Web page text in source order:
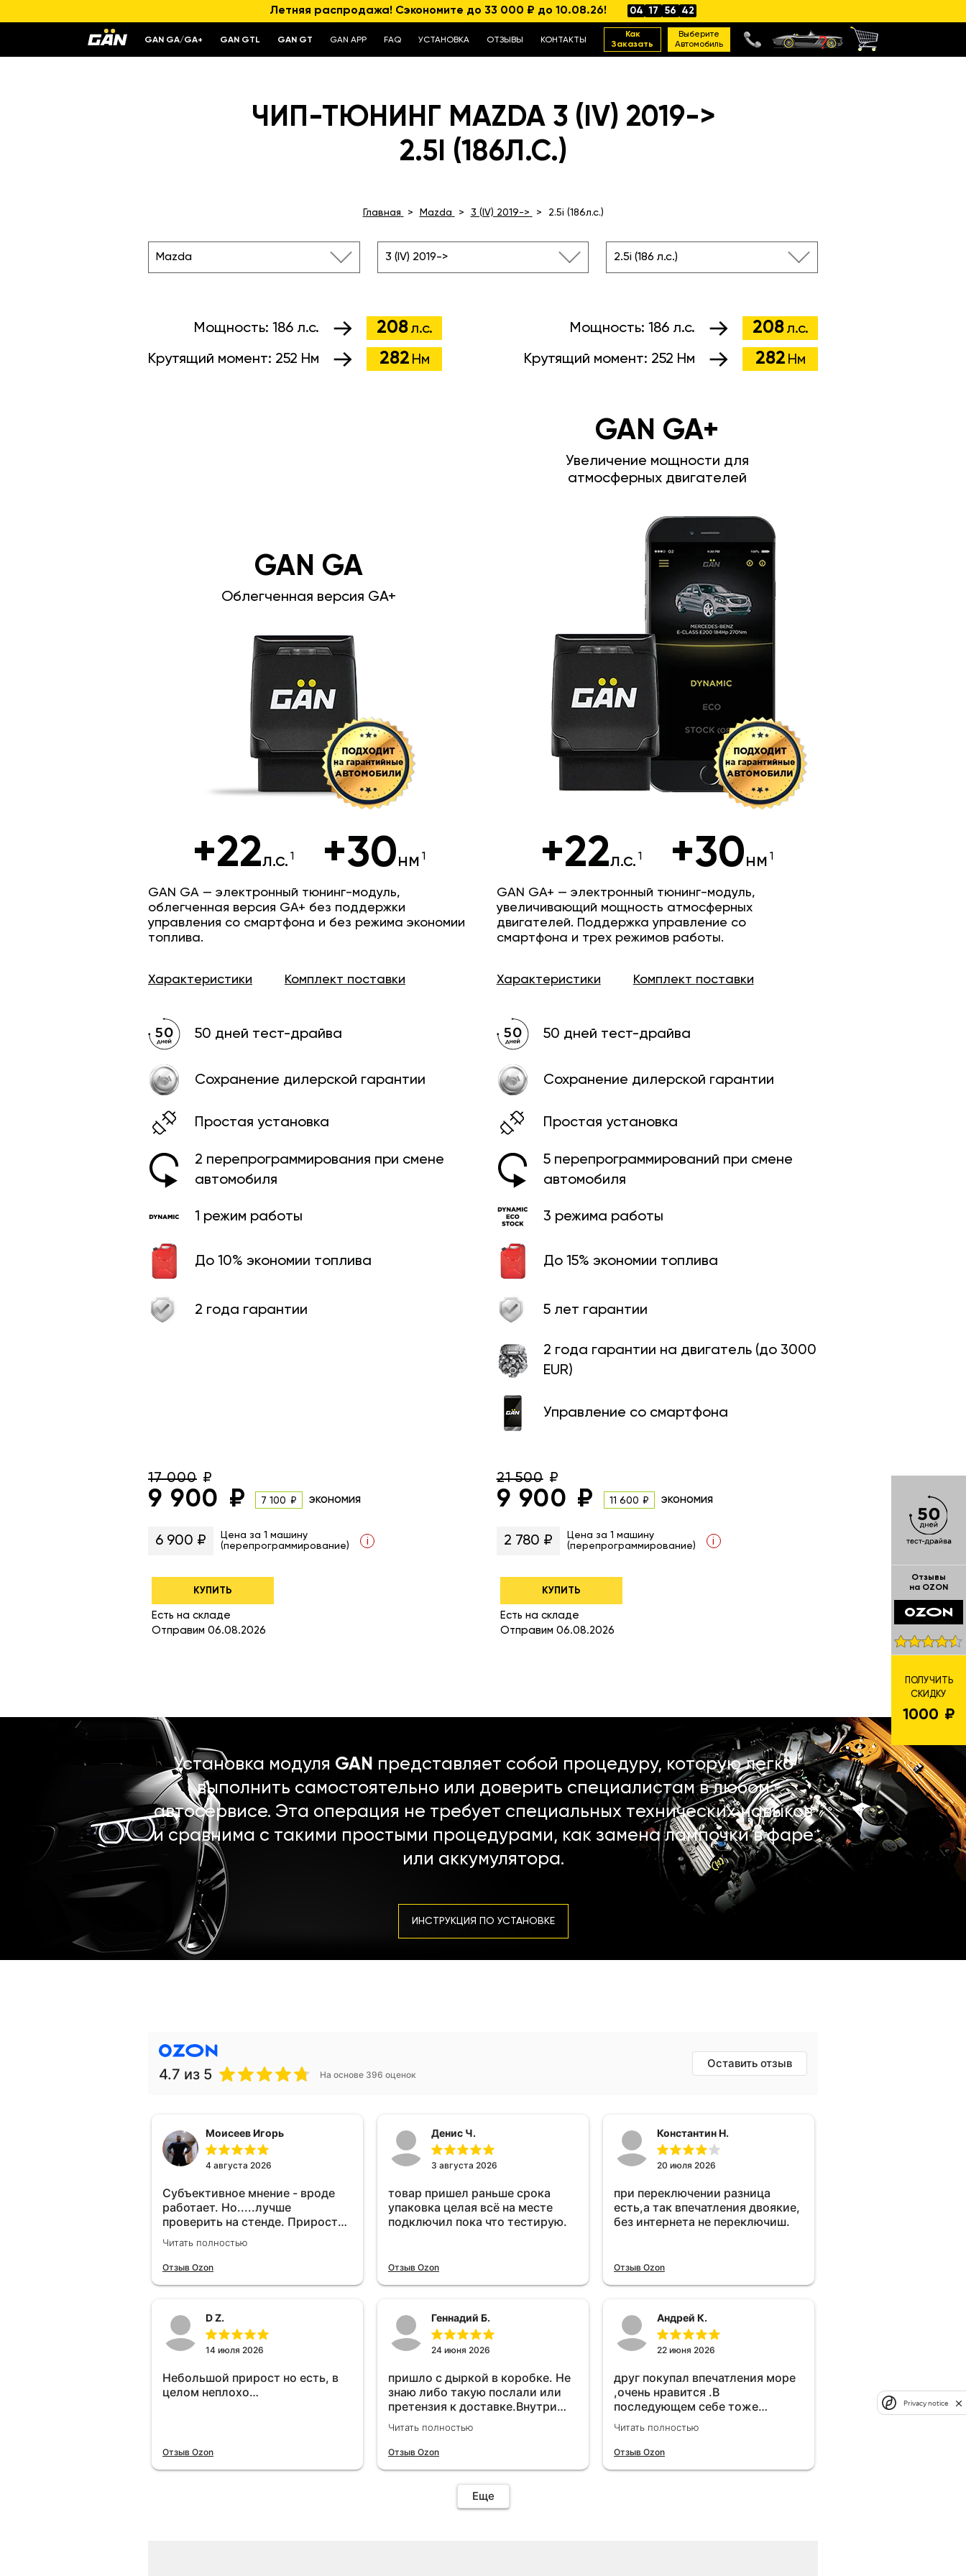
Летняя распродажа! Сэкономите до 33 000 ₽ до 10.08.26! 04 17 56 41
GAN GA/GA+ GAN GTL GAN GT GAN APP FAQ УСТАНОВКА ОТЗЫВЫ КОНТАКТЫ
Как
Заказать
Выберите
Автомобиль
ЧИП-ТЮНИНГ MAZDA 3 (IV) 2019->
2.5I (186Л.С.)
Главная Mazda 3 (IV) 2019-> 2.5i (186л.с.)
Mazda 3 (IV) 2019-> 2.5i (186 л.с.)
Мощность: 186 л.с. 208 л.с.
Крутящий момент: 252 Нм 282 Нм
Мощность: 186 л.с. 208 л.с.
Крутящий момент: 252 Нм 282 Нм
GAN GA+
Увеличение мощности для
атмосферных двигателей
+22л.с. +30нм
GAN GA+ — электронный тюнинг-модуль,
увеличивающий мощность атмосферных
двигателей. Поддержка управление со
смартфона и трех режимов работы.
Характеристики Комплект поставки
50 дней тест-драйва
Сохранение дилерской гарантии
Простая установка
5 перепрограмми­рований при смене
автомобиля
3 режима работы
До 15% экономии топлива
5 лет гарантии
2 года гарантии на двигатель (до 3000
EUR)
Управление со смартфона
21 500
9 900 11 600 экономия
2 780 ₽
Цена за 1 машину
(перепрограммирование)
i
КУПИТЬ
Есть на складе
Отправим 06.08.2026
GAN GA
Облегченная версия GA+
+22л.с. +30нм
GAN GA — электронный тюнинг-модуль,
облегченная версия GA+ без поддержки
управления со смартфона и без режима экономии
топлива.
Характеристики Комплект поставки
50 дней тест-драйва
Сохранение дилерской гарантии
Простая установка
2 перепрограмми­рования при смене
автомобиля
1 режим работы
До 10% экономии топлива
2 года гарантии
17 000
9 900 7 100 экономия
6 900 ₽
Цена за 1 машину
(перепрограммирование)
i
КУПИТЬ
Есть на складе
Отправим 06.08.2026
Установка модуля GAN представляет собой процедуру, которую легко
выполнить самостоятельно или доверить специалистам в любом
автосервисе. Эта операция не требует специальных технических навыков
и сравнима с такими простыми процедурами, как замена лампочки в фаре
или аккумулятора.
ИНСТРУКЦИЯ ПО УСТАНОВКЕ
4.7 из 5 На основе 396 оценок
Оставить отзыв
Моисеев Игорь
4 августа 2026
Субъективное мнение - вроде
работает. Но.....лучше
проверить на стенде. Прирост
10-12% "на глаз" уловить очень
сложно. Покатаюсь, потом
отключу и посмотрю, что будет
Читать полностью
Отзыв Ozon
Денис Ч.
3 августа 2026
товар пришел раньше срока
упаковка целая всё на месте
подключил пока что тестирую.
Отзыв Ozon
Константин Н.
20 июля 2026
при переключении разница
есть,а так впечатления двоякие,
без интернета не переключиш.
Отзыв Ozon
D Z.
14 июля 2026
Небольшой прирост но есть, в
целом неплохо…
Отзыв Ozon
Геннадий Б.
24 июня 2026
пришло с дыркой в коробке. Не
знаю либо такую послали или
претензия к доставке.Внутри
вроде всё цело. С первого раза
установить не получается не
знаю может интернет дурит.
отзыв.Дополняю отзыв для
установки необходимо
Читать полностью
Отзыв Ozon
Андрей К.
22 июня 2026
друг покупал впечатления море
,очень нравится .В
последующем себе тоже
приобрел.Реально прибавляет
мощности!
Читать полностью
Отзыв Ozon
Еще
Отзывы
на OZON
ПОЛУЧИТЬ
СКИДКУ
1000
Privacy notice